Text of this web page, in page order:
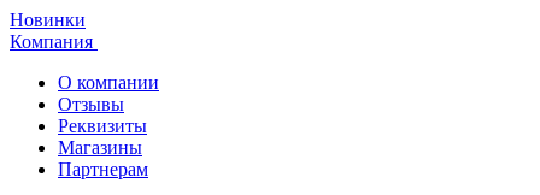
Новинки
Компания
О компании
Отзывы
Реквизиты
Магазины
Партнерам